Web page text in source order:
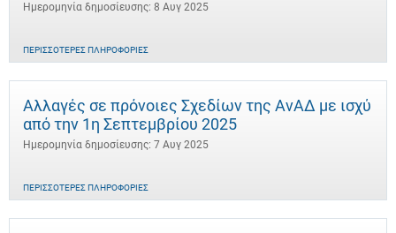
Ημερομηνία δημοσίευσης: 8 Αυγ 2025
ΠΕΡΙΣΣΌΤΕΡΕΣ ΠΛΗΡΟΦΟΡΊΕΣ
Αλλαγές σε πρόνοιες Σχεδίων της ΑνΑΔ με ισχύ
από την 1η Σεπτεμβρίου 2025
Ημερομηνία δημοσίευσης: 7 Αυγ 2025
ΠΕΡΙΣΣΌΤΕΡΕΣ ΠΛΗΡΟΦΟΡΊΕΣ